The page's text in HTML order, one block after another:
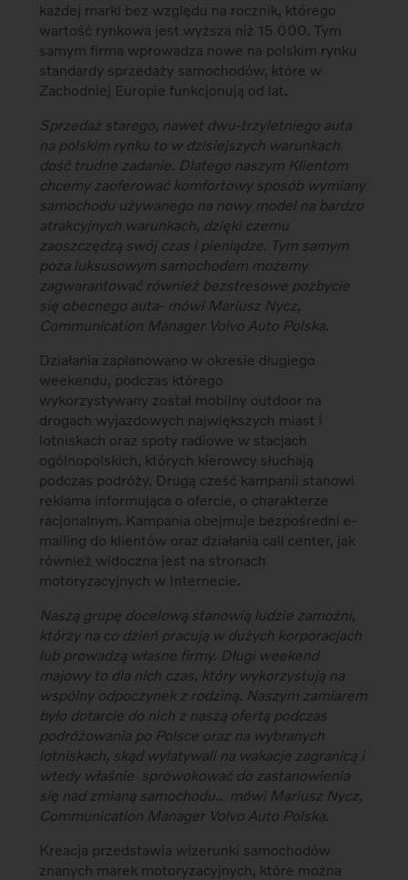
każdej marki bez względu na rocznik, którego
wartość rynkowa jest wyższa niż 15 000. Tym
samym firma wprowadza nowe na polskim rynku
standardy sprzedaży samochodów, które w
Zachodniej Europie funkcjonują od lat.
Sprzedaż starego, nawet dwu-trzyletniego auta
na polskim rynku to w dzisiejszych warunkach
dość trudne zadanie. Dlatego naszym Klientom
chcemy zaoferować komfortowy sposób wymiany
samochodu używanego na nowy model na bardzo
atrakcyjnych warunkach, dzięki czemu
zaoszczędzą swój czas i pieniądze. Tym samym
poza luksusowym samochodem możemy
zagwarantować również bezstresowe pozbycie
się obecnego auta- mówi Mariusz Nycz,
Communication Manager Volvo Auto Polska.
Działania zaplanowano w okresie długiego
weekendu, podczas którego
wykorzystywany został mobilny outdoor na
drogach wyjazdowych największych miast i
lotniskach oraz spoty radiowe w stacjach
ogólnopolskich, których kierowcy słuchają
podczas podróży. Drugą cześć kampanii stanowi
reklama informująca o ofercie, o charakterze
racjonalnym. Kampania obejmuje bezpośredni e-
mailing do klientów oraz działania call center, jak
również widoczna jest na stronach
motoryzacyjnych w Internecie.
Naszą grupę docelową stanowią ludzie zamożni,
którzy na co dzień pracują w dużych korporacjach
lub prowadzą własne firmy. Długi weekend
majowy to dla nich czas, który wykorzystują na
wspólny odpoczynek z rodziną. Naszym zamiarem
było dotarcie do nich z naszą ofertą podczas
podróżowania po Polsce oraz na wybranych
lotniskach, skąd wylatywali na wakacje zagranicą i
wtedy właśnie sprowokować do zastanowienia
się nad zmianą samochodu..  mówi Mariusz Nycz,
Communication Manager Volvo Auto Polska.
Kreacja przedstawia wizerunki samochodów
znanych marek motoryzacyjnych, które można